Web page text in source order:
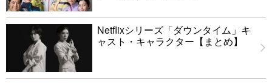
Netflixシリーズ「ダウンタイム」キ
ャスト・キャラクター【まとめ】